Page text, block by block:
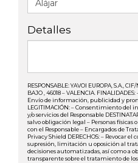
Detalles
RESPONSABLE: YAVOI EUROPA, S.A.,
BAJO , 46018 – VALENCIA.
Envío de información, publicidad y
LEGITIMACIÓN: – Consentimiento del
y/o servicios del Responsable
salvo obligación legal – Personas
con el Responsable – Encargados de
Privacy Shield DERECHOS: – Revocar
supresión, limitación u oposición al
decisiones automatizadas, así como a
transparente sobre el tratamiento de